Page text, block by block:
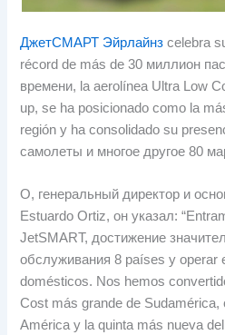
ДжетСМАРТ Эйрлайнз celebra
récord de más de 30 миллион
времени, la aerolínea Ultra Low
up,se ha posicionado como la
región y ha consolidado su
самолеты и многое другое 80
О, генеральный директор и
Estuardo Ortiz, он указал:
JetSMART, достижение
обслуживания 8 países y operar
domésticos. Nos hemos
Cost más grande de Sudamérica,
América y la quinta más nueva